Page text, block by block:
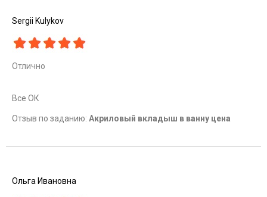
Sergii Kulykov
Отлично
Все ОК
Отзыв по заданию: Акриловый вкладыш в ванну цена
Ольга Ивановна